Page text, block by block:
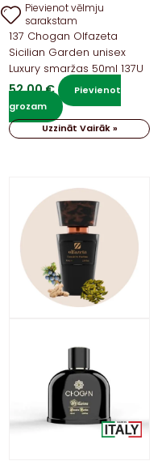
Pievienot vēlmju
sarakstam
137 Chogan Olfazeta
Sicilian Garden unisex
Luxury smaržas 50ml 137U
52,00€
Pievienot
grozam
Uzzināt Vairāk »